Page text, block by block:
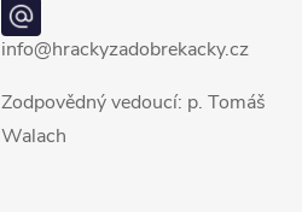
info@hrackyzadobrekacky.cz
Zodpovědný vedoucí: p. Tomáš
Walach